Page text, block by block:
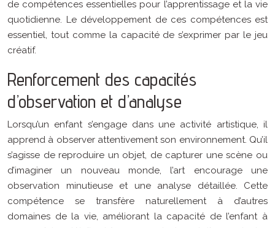
de compétences essentielles pour l’apprentissage et la vie
quotidienne. Le développement de ces compétences est
essentiel, tout comme la capacité de s’exprimer par le jeu
créatif.
Renforcement des capacités
d’observation et d’analyse
Lorsqu’un enfant s’engage dans une activité artistique, il
apprend à observer attentivement son environnement. Qu’il
s’agisse de reproduire un objet, de capturer une scène ou
d’imaginer un nouveau monde, l’art encourage une
observation minutieuse et une analyse détaillée. Cette
compétence se transfère naturellement à d’autres
domaines de la vie, améliorant la capacité de l’enfant à